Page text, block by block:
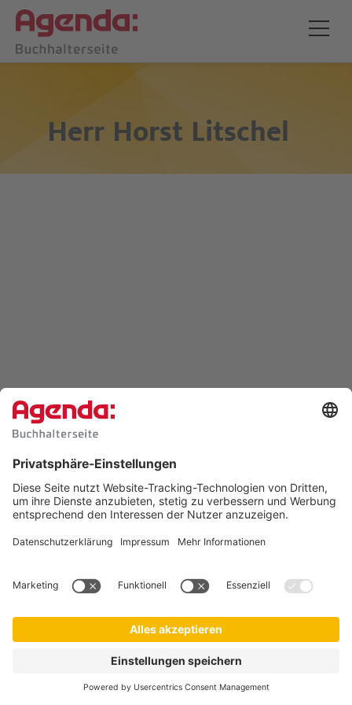
Herr Horst Litschel